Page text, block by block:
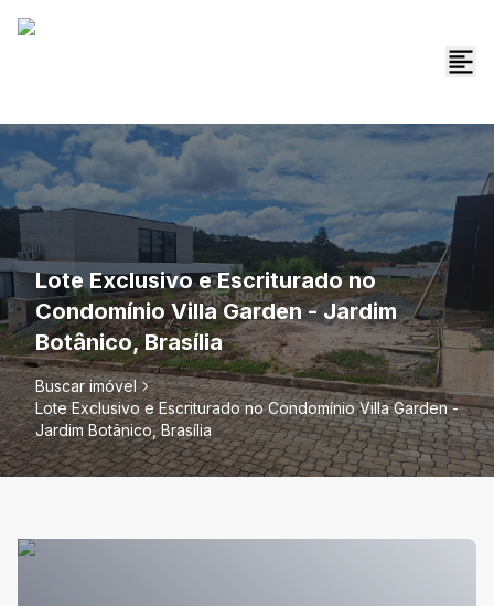
Lote Exclusivo e Escriturado no
Condomínio Villa Garden - Jardim
Botânico, Brasília
Buscar imóvel
Lote Exclusivo e Escriturado no Condomínio Villa Garden -
Jardim Botânico, Brasília